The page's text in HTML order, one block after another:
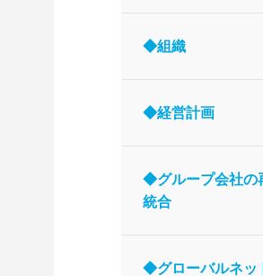
◆組織
◆経営計画
◆グループ会社の
統合
◆グローバルネッ